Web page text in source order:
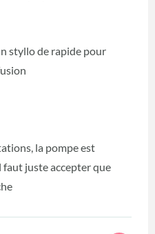
styllo de rapide pour
la pompe est
juste accepter que